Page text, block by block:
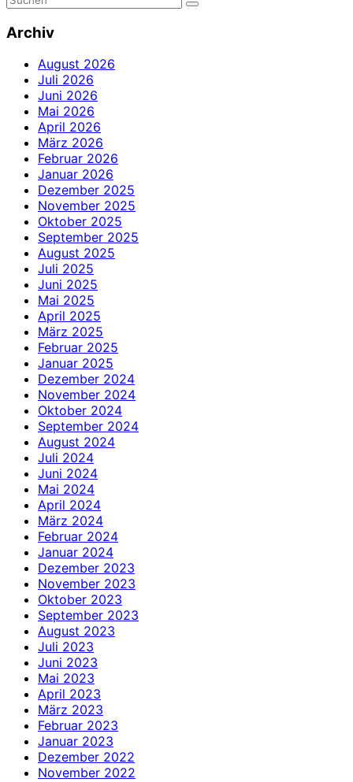
Archiv
August 2026
Juli 2026
Juni 2026
Mai 2026
April 2026
März 2026
Februar 2026
Januar 2026
Dezember 2025
November 2025
Oktober 2025
September 2025
August 2025
Juli 2025
Juni 2025
Mai 2025
April 2025
März 2025
Februar 2025
Januar 2025
Dezember 2024
November 2024
Oktober 2024
September 2024
August 2024
Juli 2024
Juni 2024
Mai 2024
April 2024
März 2024
Februar 2024
Januar 2024
Dezember 2023
November 2023
Oktober 2023
September 2023
August 2023
Juli 2023
Juni 2023
Mai 2023
April 2023
März 2023
Februar 2023
Januar 2023
Dezember 2022
November 2022